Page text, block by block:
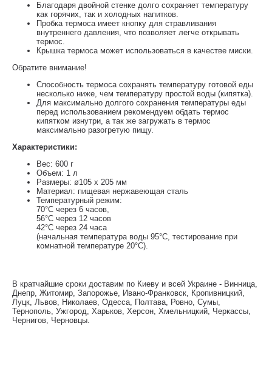
Благодаря двойной стенке долго сохраняет температуру
как горячих, так и холодных напитков.
Пробка термоса имеет кнопку для стравливания
внутреннего давления, что позволяет легче открывать
термос.
Крышка термоса может использоваться в качестве миски.
Обратите внимание!
Способность термоса сохранять температуру готовой еды
несколько ниже, чем температуру простой воды (кипятка).
Для максимально долгого сохранения температуры еды
перед использованием рекомендуем обдать термос
кипятком изнутри, а так же загружать в термос
максимально разогретую пищу.
Характеристики:
Вес: 600 г
Объем: 1 л
Размеры: ø105 х 205 мм
Материал: пищевая нержавеющая сталь
Температурный режим:
70°С через 6 часов,
56°С через 12 часов
42°С через 24 часа
(начальная температура воды 95°C, тестирование при
комнатной температуре 20°C).
В кратчайшие сроки доставим по Киеву и всей Украине - Винница,
Днепр, Житомир, Запорожье, Ивано-Франковск, Кропивницкий,
Луцк, Львов, Николаев, Одесса, Полтава, Ровно, Сумы,
Тернополь, Ужгород, Харьков, Херсон, Хмельницкий, Черкассы,
Чернигов, Черновцы.